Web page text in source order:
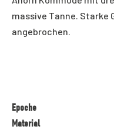
massive Tanne. Starke
angebrochen.
Epoche
Material